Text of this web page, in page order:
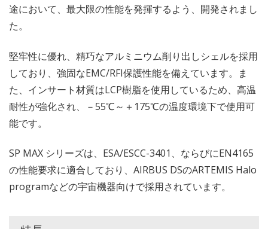
途において、最大限の性能を発揮するよう、開発されまし
た。
堅牢性に優れ、精巧なアルミニウム削り出しシェルを採用
しており、強固なEMC/RFI保護性能を備えています。ま
た、インサート材質はLCP樹脂を使用しているため、高温
耐性が強化され、－55℃～＋175℃の温度環境下で使用可
能です。
SP MAX シリーズは、ESA/ESCC-3401、ならびにEN4165
の性能要求に適合しており、AIRBUS DSのARTEMIS Halo
programなどの宇宙機器向けで採用されています。